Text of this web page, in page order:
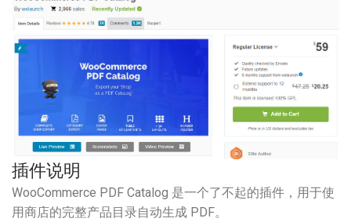
插件说明
WooCommerce PDF Catalog 是一个了不起的插件，用于使
用商店的完整产品目录自动生成 PDF。